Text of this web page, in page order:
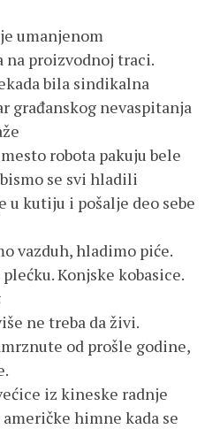
umanjenom
na proizvodnoj traci.
bila sindikalna
građanskog nevaspitanja
robota pakuju bele
se svi hladili
u kutiju i pošalje deo sebe
vazduh, hladimo piće.
Konjske kobasice.
ne treba da živi.
od prošle godine,
iz kineske radnje
himne kada se